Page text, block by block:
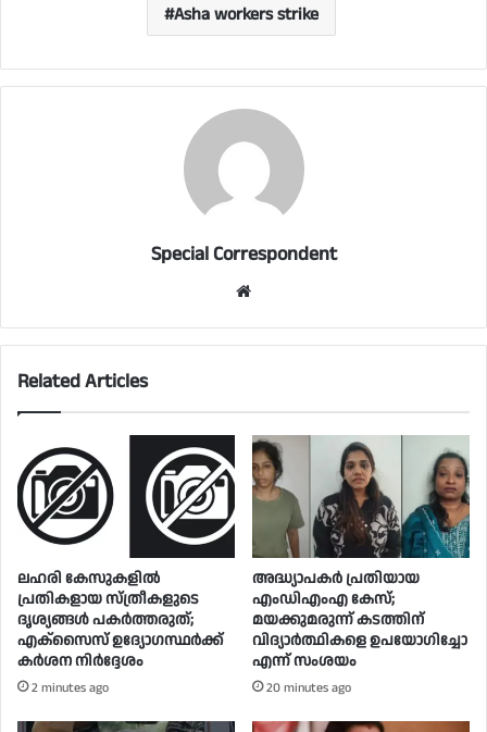
Asha workers strike
Special Correspondent
Related Articles
ലഹരി കേസുകളിൽ
പ്രതികളായ സ്ത്രീകളുടെ
ദൃശ്യങ്ങൾ പകർത്തരുത്;
എക്‌സൈസ് ഉദ്യോഗസ്ഥർക്ക്
കർശന നിർദ്ദേശം
2 minutes ago
അദ്ധ്യാപകർ പ്രതിയായ
എംഡിഎംഎ കേസ്;
മയക്കുമരുന്ന് കടത്തിന്
വിദ്യാർത്ഥികളെ ഉപയോ​ഗിച്ചോ
എന്ന് സംശയം
20 minutes ago